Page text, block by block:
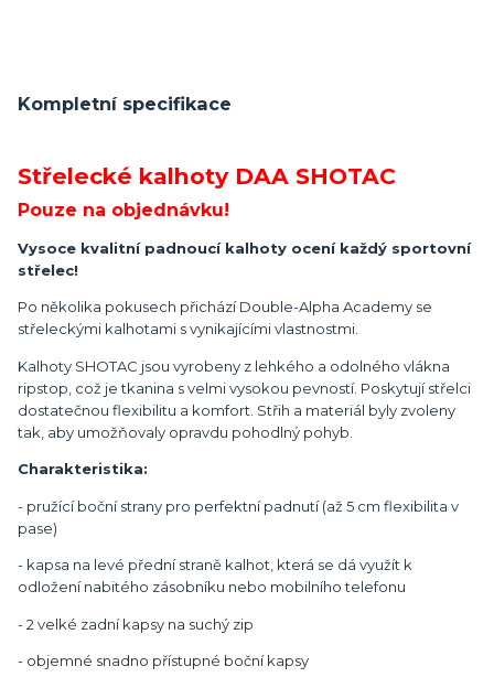
Kompletní specifikace
Střelecké kalhoty DAA SHOTAC
Pouze na objednávku!
Vysoce kvalitní padnoucí kalhoty ocení každý sportovní
střelec!
Po několika pokusech přichází Double-Alpha Academy se
střeleckými kalhotami s vynikajícími vlastnostmi.
Kalhoty SHOTAC jsou vyrobeny z lehkého a odolného vlákna
ripstop, což je tkanina s velmi vysokou pevností. Poskytují střelci
dostatečnou flexibilitu a komfort. Střih a materiál byly zvoleny
tak, aby umožňovaly opravdu pohodlný pohyb.
Charakteristika:
- pružící boční strany pro perfektní padnutí (až 5 cm flexibilita v
pase)
- kapsa na levé přední straně kalhot, která se dá využít k
odložení nabitého zásobníku nebo mobilního telefonu
- 2 velké zadní kapsy na suchý zip
- objemné snadno přístupné boční kapsy